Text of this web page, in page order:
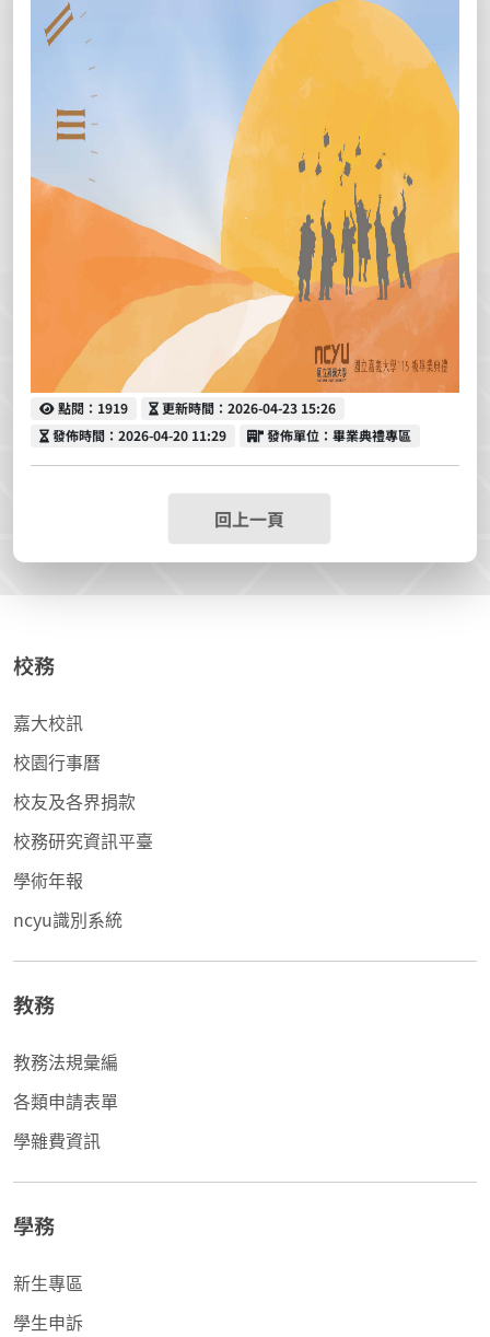
點閱
點閱：1919 更新時間
更新時間：2026-04-23 15:26
發佈時間
發佈時間：2026-04-20 11:29 發佈單位
發佈單位：畢業典禮專區
回上一頁
校務
嘉大校訊
校園行事曆
校友及各界捐款
校務研究資訊平臺
學術年報
ncyu識別系統
教務
教務法規彙編
各類申請表單
學雜費資訊
學務
新生專區
學生申訴